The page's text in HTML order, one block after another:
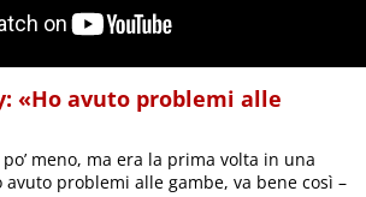
«Ho avuto problemi alle
meno, ma era la prima volta in una
avuto problemi alle gambe, va bene così –